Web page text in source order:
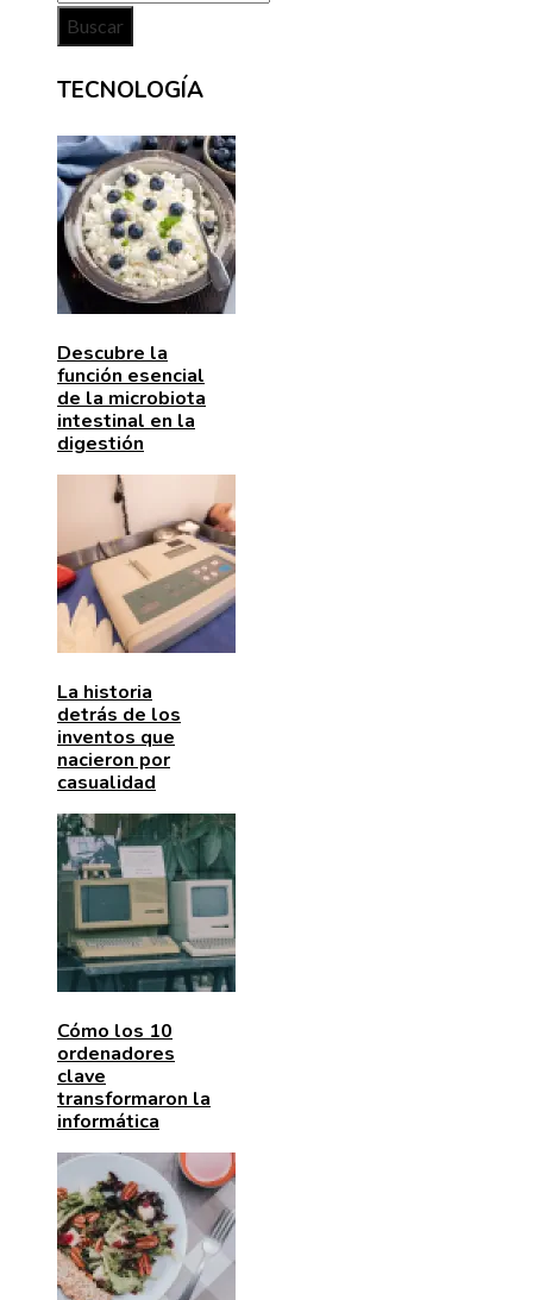
TECNOLOGÍA
Descubre la
función esencial
de la microbiota
intestinal en la
digestión
La historia
detrás de los
inventos que
nacieron por
casualidad
Cómo los 10
ordenadores
clave
transformaron la
informática